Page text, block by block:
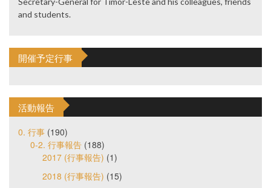
and students.
開催予定行事
活動報告
0. 行事 (190)
0-2. 行事報告 (188)
2017 (行事報告) (1)
2018 (行事報告) (15)